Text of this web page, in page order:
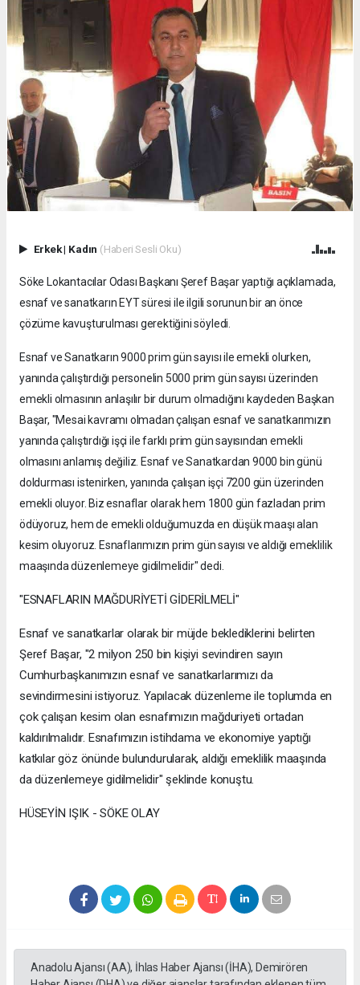
Erkek| Kadın (Haberi Sesli Oku)
Söke Lokantacılar Odası Başkanı Şeref Başar yaptığı açıklamada,
esnaf ve sanatkarın EYT süresi ile ilgili sorunun bir an önce
çözüme kavuşturulması gerektiğini söyledi.
Esnaf ve Sanatkarın 9000 prim gün sayısı ile emekli olurken,
yanında çalıştırdığı personelin 5000 prim gün sayısı üzerinden
emekli olmasının anlaşılır bir durum olmadığını kaydeden Başkan
Başar, "Mesai kavramı olmadan çalışan esnaf ve sanatkarımızın
yanında çalıştırdığı işçi ile farklı prim gün sayısından emekli
olmasını anlamış değiliz. Esnaf ve Sanatkardan 9000 bin günü
doldurması istenirken, yanında çalışan işçi 7200 gün üzerinden
emekli oluyor. Biz esnaflar olarak hem 1800 gün fazladan prim
ödüyoruz, hem de emekli olduğumuzda en düşük maaşı alan
kesim oluyoruz. Esnaflarımızın prim gün sayısı ve aldığı emeklilik
maaşında düzenlemeye gidilmelidir" dedi.
"ESNAFLARIN MAĞDURİYETİ GİDERİLMELİ"
Esnaf ve sanatkarlar olarak bir müjde beklediklerini belirten
Şeref Başar, "2 milyon 250 bin kişiyi sevindiren sayın
Cumhurbaşkanımızın esnaf ve sanatkarlarımızı da
sevindirmesini istiyoruz. Yapılacak düzenleme ile toplumda en
çok çalışan kesim olan esnafımızın mağduriyeti ortadan
kaldırılmalıdır. Esnafımızın istihdama ve ekonomiye yaptığı
katkılar göz önünde bulundurularak, aldığı emeklilik maaşında
da düzenlemeye gidilmelidir" şeklinde konuştu.
HÜSEYİN IŞIK - SÖKE OLAY
Anadolu Ajansı (AA), İhlas Haber Ajansı (İHA), Demirören